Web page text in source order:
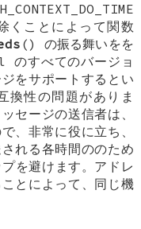
くことによって関数
() の振る舞いをを
のすべてのバージョ
をサポートするとい
換性の問題がありま
セージの送信者は、
、非常に役に立ち、
れる各時間ののため
を避けます。アドレ
とによって、同じ機